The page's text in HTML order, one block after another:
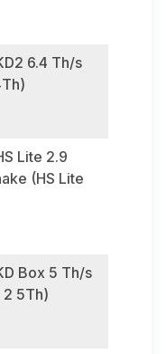
6.4 Th/s
Lite 2.9
(HS Lite
Box 5 Th/s
5Th)